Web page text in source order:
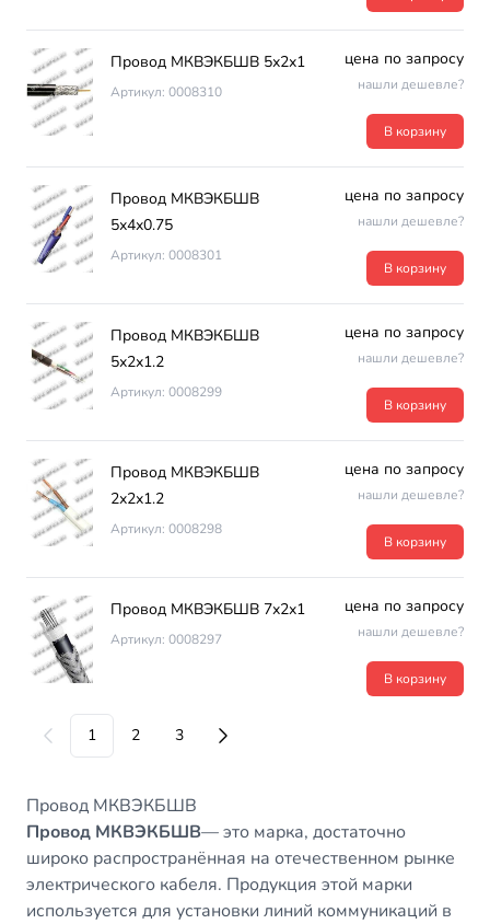
Провод МКВЭКБШВ 5х2х1
Артикул: 0008310
цена по запросу
нашли дешевле?
В корзину
Провод МКВЭКБШВ
5х4х0.75
Артикул: 0008301
цена по запросу
нашли дешевле?
В корзину
Провод МКВЭКБШВ
5х2х1.2
Артикул: 0008299
цена по запросу
нашли дешевле?
В корзину
Провод МКВЭКБШВ
2х2х1.2
Артикул: 0008298
цена по запросу
нашли дешевле?
В корзину
Провод МКВЭКБШВ 7х2х1
Артикул: 0008297
цена по запросу
нашли дешевле?
В корзину
1 2 3
Провод МКВЭКБШВ
Провод МКВЭКБШВ— это марка, достаточно
широко распространённая на отечественном рынке
электрического кабеля. Продукция этой марки
используется для установки линий коммуникаций в